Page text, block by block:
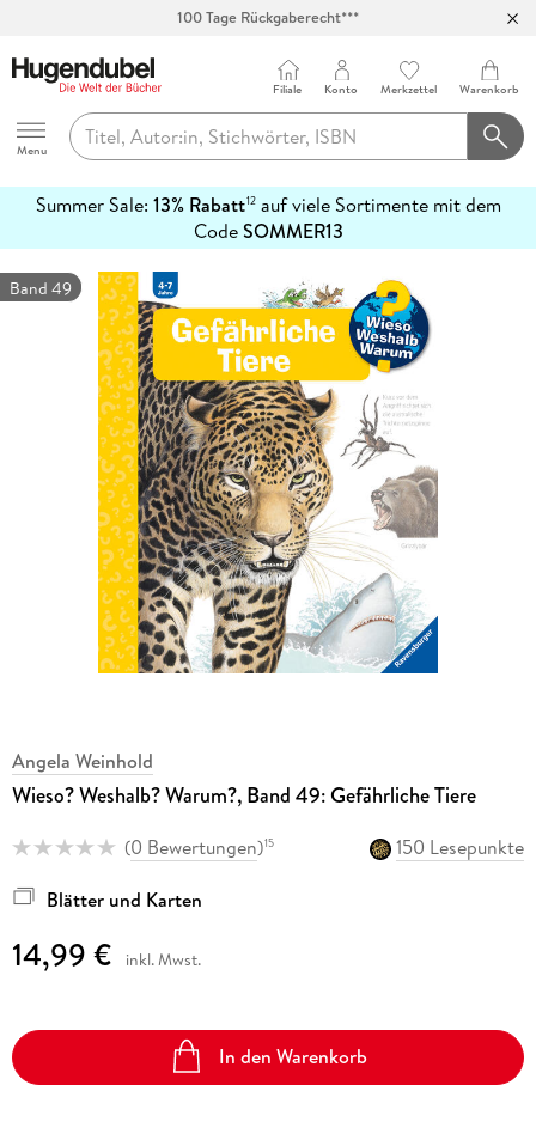
Hugendubel
Menu
Filiale Konto Merkzettel Warenkorb
Summer Sale: 13% Rabatt12auf viele Sortimente mit dem
CodeSOMMER13
erfahren
Band 49
Angela Weinhold
Wieso? Weshalb? Warum?, Band 49: Gefährliche Tiere
(0 Bewertungen)15 150 Lesepunkte
Blätter und Karten
14,99 € inkl. Mwst.
In den Warenkorb